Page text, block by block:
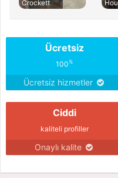
Crockett
Ücretsiz
100%
Ücretsiz hizmetler
Ciddi
kaliteli profiller
Onaylı kalite